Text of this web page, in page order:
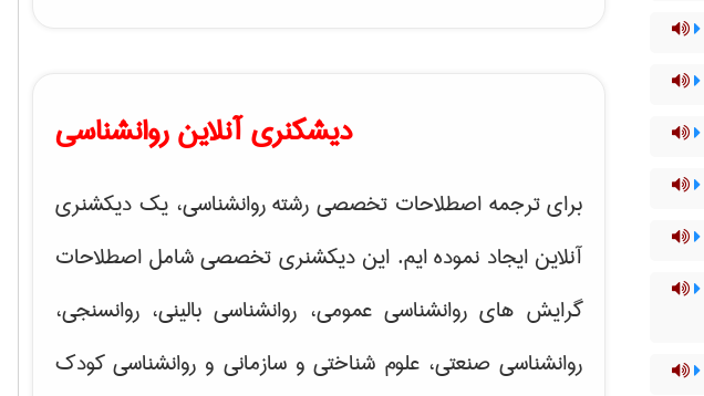
دیشکنری آنلاین روانشناسی
برای ترجمه اصطلاحات تخصصی رشته روانشناسی، یک دیکشنری
آنلاین ایجاد نموده ایم. این دیکشنری تخصصی شامل اصطلاحات
گرایش هایروانشناسی عمومی، روانشناسی بالینی، روانسنجی،
روانشناسی صنعتی، علوم شناختی و سازمانی و روانشناسی کودک